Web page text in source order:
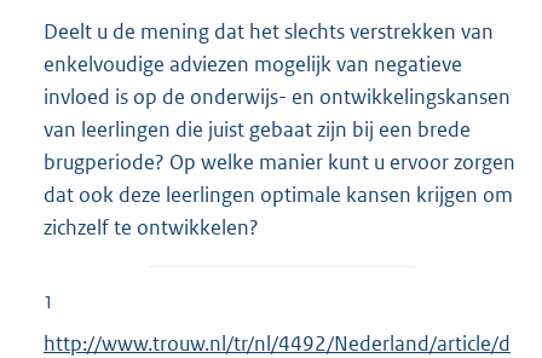
Deelt u de mening dat het slechts verstrekken van
enkelvoudige adviezen mogelijk van negatieve
invloed is op de onderwijs- en ontwikkelingskansen
van leerlingen die juist gebaat zijn bij een brede
brugperiode? Op welke manier kunt u ervoor zorgen
dat ook deze leerlingen optimale kansen krijgen om
zichzelf te ontwikkelen?
1
E
http://www.trouw.nl/tr/nl/4492/Nederland/article/d